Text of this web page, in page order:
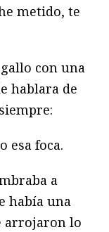
metido, te
con una
hablara de
esa foca.
a
había una
arrojaron lo